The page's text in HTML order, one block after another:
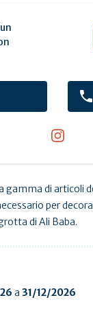
gamma di articoli
per
di Ali Baba.
a 31/12/2026